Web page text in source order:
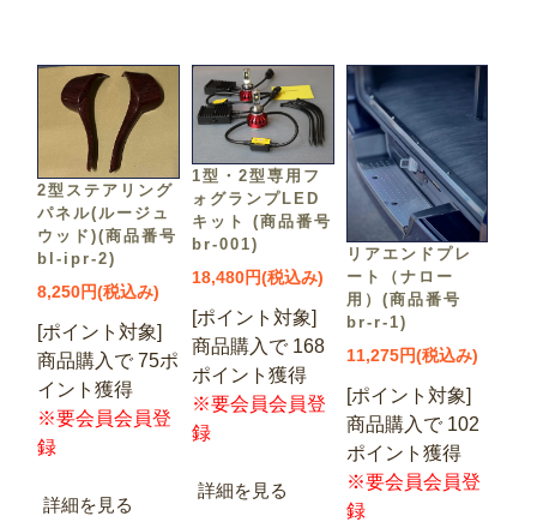
2型ステアリング
パネル(ルージュ
ウッド)(商品番号
bl-ipr-2)
8,250円(税込み)
[ポイント対象]
商品購入で 75ポ
イント獲得
※要会員会員登
録
詳細を見る
1型・2型専用フ
ォグランプLED
キット (商品番号
br-001)
18,480円(税込み)
[ポイント対象]
商品購入で 168
ポイント獲得
※要会員会員登
録
詳細を見る
リアエンドプレ
ート（ナロー
用）(商品番号
br-r-1)
11,275円(税込み)
[ポイント対象]
商品購入で 102
ポイント獲得
※要会員会員登
録